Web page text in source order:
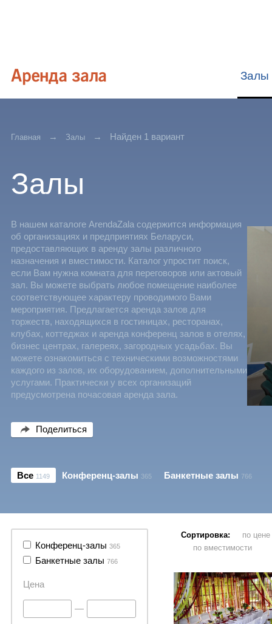
Залы
Главная Залы Найден 1 вариант
Залы
В нашем каталоге ArendaZala содержится информация
об организациях и предприятиях Беларуси,
предоставляющих в аренду залы различного
назначения и вместимости. Каталог упростит поиск,
если Вам нужна комната для переговоров или актовый
зал. Вы можете выбрать любое помещение наиболее
соответствующее характеру проводимого Вами
мероприятия. Предлагается аренда залов для
торжеств, находящихся в гостиницах, ресторанах,
клубах, коттеджах и аренда конференц залов в отелях,
бизнес центрах, галереях, загородных усадьбах. Вы
можете ознакомиться с техническими возможностями
каждого из залов, их оборудованием, дополнительными
услугами. Практически у всех организаций
предусмотрена почасовая аренда зала.
Поделиться
Все 1149 Конференц-залы 365 Банкетные залы 766
Конференц-залы 365
Банкетные залы 766
Цена
—
Сортировка:
по цене
по вместимости